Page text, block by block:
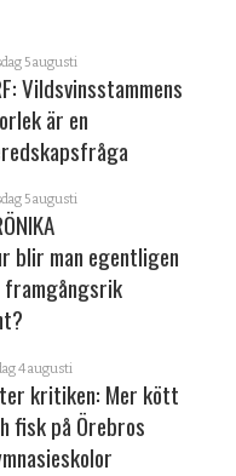
5 augusti
Vildsvinsstammens
är en
5 augusti
blir man egentligen
framgångsrik
4 augusti
kritiken: Mer kött
fisk på Örebros